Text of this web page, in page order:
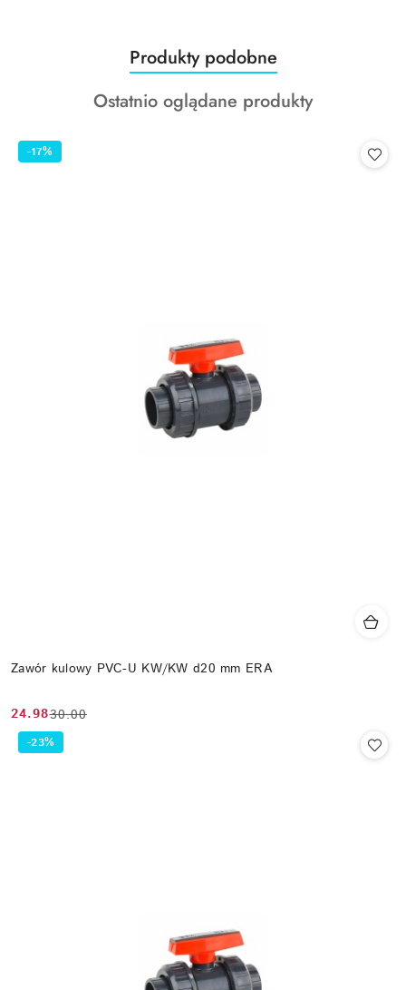
Pomiń karuzelę produktów
Produkty
o
statusie:
Produkty podobne
Produkty
Ostatnio oglądane produkty
Zawór kulowy PVC-U KW/KW d20 mm ERA
Cena
promocyjna:
24.98
Cena
przed
30.00
-17%
-23%